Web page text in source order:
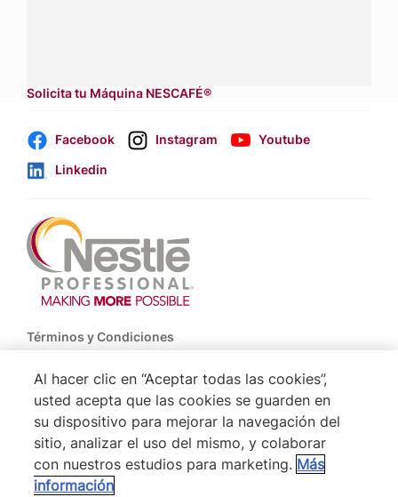
Solicita tu Máquina NESCAFÉ®
Facebook Instagram
Youtube
Linkedin
Footer
Términos y Condiciones
Politica De Privacidad NESTLÉ
Mapa del Sitio
® Nestlé 2026
Al hacer clic en “Aceptar todas las cookies”,
usted acepta que las cookies se guarden en
su dispositivo para mejorar la navegación del
sitio, analizar el uso del mismo, y colaborar
con nuestros estudios para marketing. Más
información